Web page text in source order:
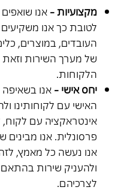
מקצועיות - אנו
לטובת כך אנו
העובדים, במוצרים,
של מערך השירות
הלקוחות.
יחס אישי - אנו
האישי עם לקוחותינו
אינטראקציה עם לקוח,
פרסונלית. אנו מבינים
אנו נעשה כל מאמץ,
ולהעניק שירות
לצרכיהם.